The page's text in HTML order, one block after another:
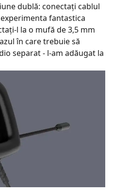
dublă: conectați cablul
fantastica
l la o mufă de 3,5 mm
în care trebuie să
separat - l-am adăugat la